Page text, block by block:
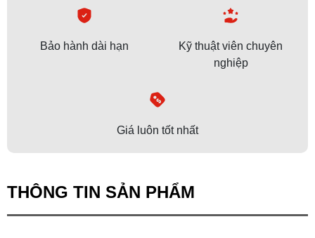
Bảo hành dài hạn
Kỹ thuật viên chuyên
nghiệp
Giá luôn tốt nhất
THÔNG TIN SẢN PHẨM